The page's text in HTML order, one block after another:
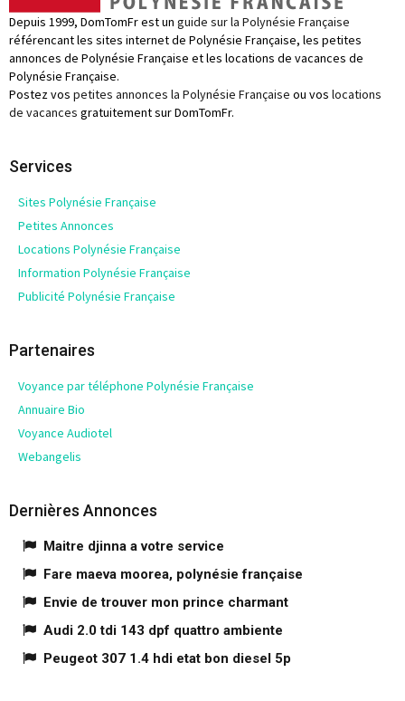
Depuis 1999, DomTomFr est un guide sur la Polynésie Française
référencant les sites internet de Polynésie Française, les petites
annonces de Polynésie Française et les locations de vacances de
Polynésie Française.
Postez vos petites annonces la Polynésie Française ou vos locations
de vacances gratuitement sur DomTomFr.
Services
Sites Polynésie Française
Petites Annonces
Locations Polynésie Française
Information Polynésie Française
Publicité Polynésie Française
Partenaires
Voyance par téléphone Polynésie Française
Annuaire Bio
Voyance Audiotel
Webangelis
Dernières Annonces
Maitre djinna a votre service
Fare maeva moorea, polynésie française
Envie de trouver mon prince charmant
Audi 2.0 tdi 143 dpf quattro ambiente
Peugeot 307 1.4 hdi etat bon diesel 5p